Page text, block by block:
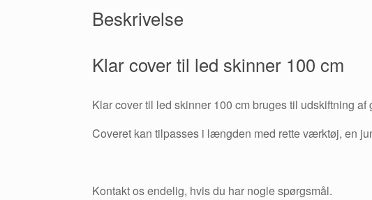
Beskrivelse
Klar cover til led skinner 100 cm
Klar cover til led skinner 100 cm bruges til udskiftning
Coveret kan tilpasses i længden med rette værktøj, en
Kontakt os endelig, hvis du har nogle spørgsmål.